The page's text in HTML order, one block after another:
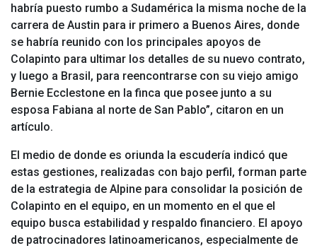
habría puesto rumbo a Sudamérica la misma noche de la
carrera de Austin para ir primero a Buenos Aires, donde
se habría reunido con los principales apoyos de
Colapinto para ultimar los detalles de su nuevo contrato,
y luego a Brasil, para reencontrarse con su viejo amigo
Bernie Ecclestone en la finca que posee junto a su
esposa Fabiana al norte de San Pablo”, citaron en un
artículo.
El medio de donde es oriunda la escudería indicó que
estas gestiones, realizadas con bajo perfil, forman parte
de la estrategia de Alpine para consolidar la posición de
Colapinto en el equipo, en un momento en el que el
equipo busca estabilidad y respaldo financiero. El apoyo
de patrocinadores latinoamericanos, especialmente de